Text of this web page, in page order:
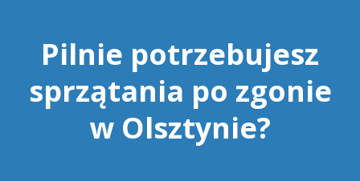
Pilnie potrzebujesz
sprzątania po zgonie
w Olsztynie?